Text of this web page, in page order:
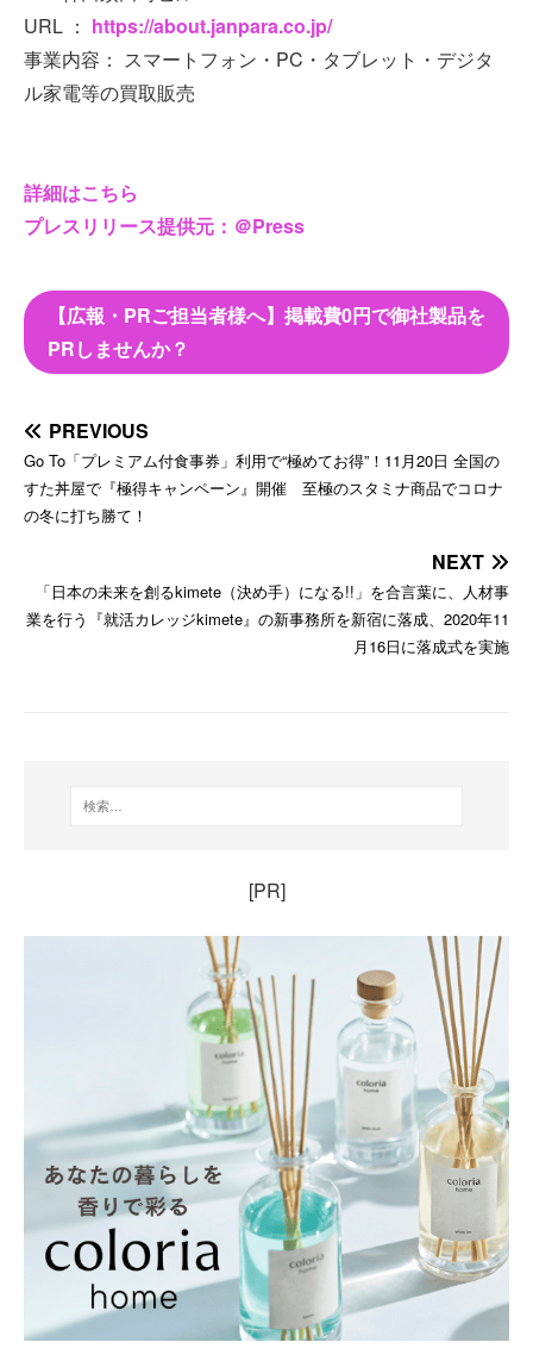
URL ： https://about.janpara.co.jp/
事業内容： スマートフォン・PC・タブレット・デジタ
ル家電等の買取販売
詳細はこちら
プレスリリース提供元：＠Press
【広報・PRご担当者様へ】掲載費0円で御社製品を
PRしませんか？
PREVIOUS
Go To「プレミアム付食事券」利用で“極めてお得”！11月20日 全国の
すた丼屋で『極得キャンペーン』開催 至極のスタミナ商品でコロナ
の冬に打ち勝て！
NEXT
「日本の未来を創るkimete（決め⼿）になる!!」を合言葉に、人材事
業を行う『就活カレッジkimete』の新事務所を新宿に落成、2020年11
月16日に落成式を実施
[PR]